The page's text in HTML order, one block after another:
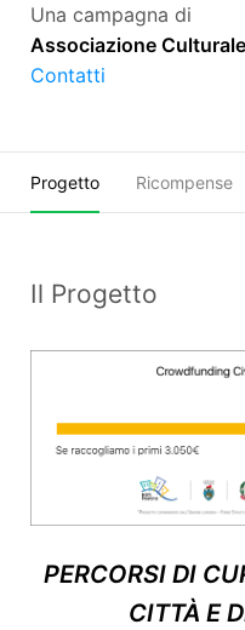
Una campagna di
Associazione
Contatti
Progetto Ricompense
Il Progetto
PERCORSI DI
CITTÀ E